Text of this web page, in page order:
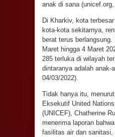
anak di sana
Di Kharkiv, kota
kota-kota sekitarnya,
berat terus
Maret hingga 4 Maret
285 terluka di wilayah
dintaranya adalah anak-
04/03/2022).
Tidak hanya itu,
Eksekutif United Nations
(UNICEF), Chatherine
menerima laporan
fasilitas air dan sanitasi,